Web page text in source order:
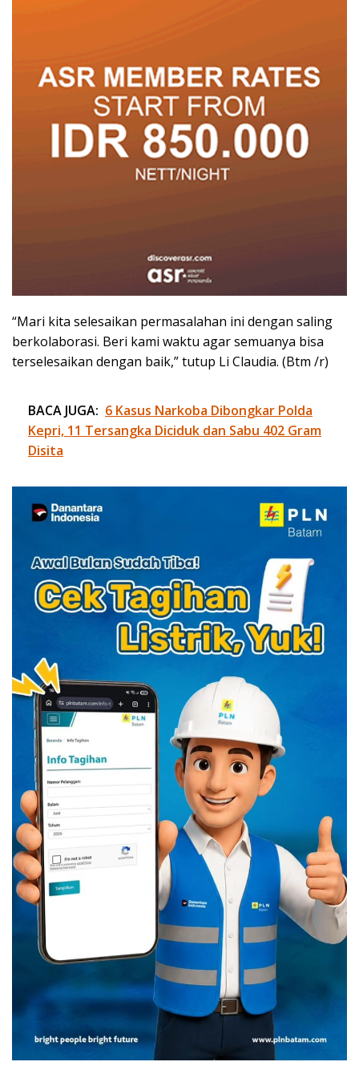
“Mari kita selesaikan permasalahan ini dengan saling
berkolaborasi. Beri kami waktu agar semuanya bisa
terselesaikan dengan baik,” tutup Li Claudia. (Btm /r)
BACA JUGA: 6 Kasus Narkoba Dibongkar Polda
Kepri, 11 Tersangka Diciduk dan Sabu 402 Gram
Disita